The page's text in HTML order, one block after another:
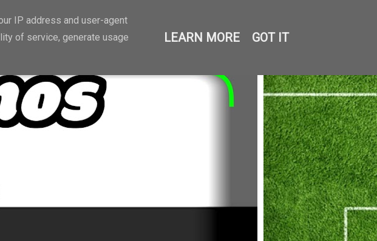
IP address and user-agent
of service, generate usage
LEARN MORE GOT IT